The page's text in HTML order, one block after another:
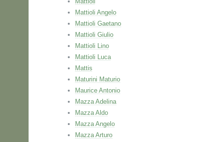
Mattioli Angelo
Mattioli Gaetano
Mattioli Giulio
Mattioli Lino
Mattioli Luca
Mattis
Maturini Maturio
Maurice Antonio
Mazza Adelina
Mazza Aldo
Mazza Angelo
Mazza Arturo